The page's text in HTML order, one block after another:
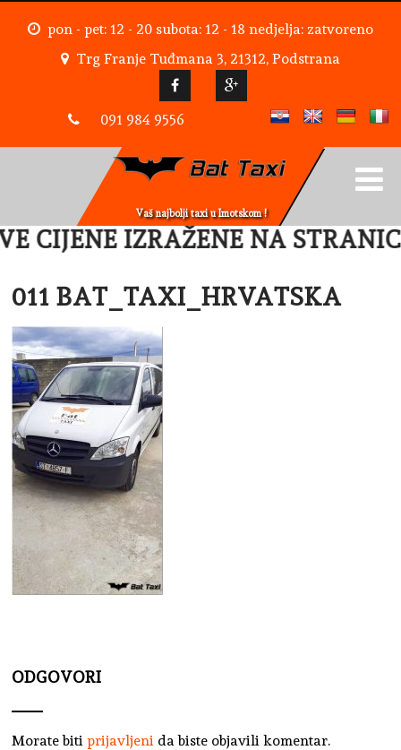
pon - pet: 12 - 20 subota: 12 - 18 nedjelja: zatvoreno
Trg Franje Tuđmana 3, 21312, Podstrana
091 984 9556
Vaš najbolji taxi u Imotskom !
IZRAŽENE NA STRANICI
011 BAT_TAXI_HRVATSKA
ODGOVORI
Morate bitiprijavljeni da biste objavili komentar.